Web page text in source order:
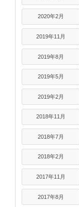
2020年2月
2019年11月
2019年8月
2019年5月
2019年2月
2018年11月
2018年7月
2018年2月
2017年11月
2017年8月